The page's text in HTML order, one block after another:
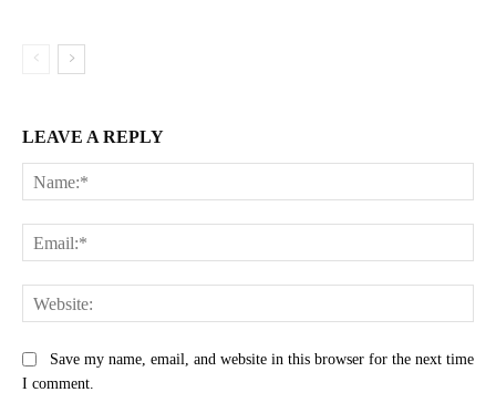
LEAVE A REPLY
Save my name, email, and website in this browser for the next time
I comment.